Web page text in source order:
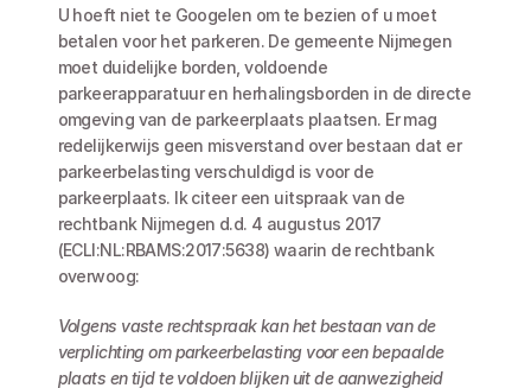
U hoeft niet te Googelen om te bezien of u moet
betalen voor het parkeren. De gemeente Nijmegen
moet duidelijke borden, voldoende
parkeerapparatuur en herhalingsborden in de directe
omgeving van de parkeerplaats plaatsen. Er mag
redelijkerwijs geen misverstand over bestaan dat er
parkeerbelasting verschuldigd is voor de
parkeerplaats. Ik citeer een uitspraak van de
rechtbank Nijmegen d.d. 4 augustus 2017
(ECLI:NL:RBAMS:2017:5638) waarin de rechtbank
overwoog:
Volgens vaste rechtspraak kan het bestaan van de
verplichting om parkeerbelasting voor een bepaalde
plaats en tijd te voldoen blijken uit de aanwezigheid